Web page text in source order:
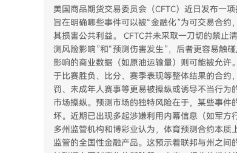
美国商品期货交易委员会（CFTC）近日发布一
旨在明确哪些事件可以被“金融化”为可交易合
其损害公共利益。 CFTC并未采取一刀切的禁止
测风险影响”和“预测伤害发生”，后者更容易触
影响的商业数据（如原油运输量）则可能被允
于比赛胜负、比分、赛季表现等整体结果的合约
罚、未成年人赛事等更易被操纵或诱导不当行
市场操纵。预测市场的独特风险在于，某些事
坏。近期已出现多起涉嫌利用内幕信息（如军方
多州监管机构和博彩业认为，体育预测合约本质
监管的全国性金融产品。这预示着联邦与州之间